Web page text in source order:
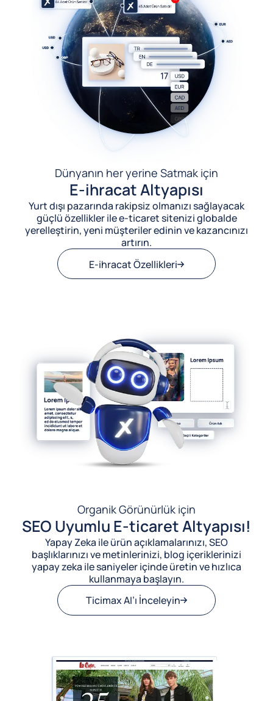
Dünyanın her yerine Satmak için
E-ihracat Altyapısı
Yurt dışı pazarında rakipsiz olmanızı sağlayacak
güçlü özellikler ile e-ticaret sitenizi globalde
yerelleştirin, yeni müşteriler edinin ve kazancınızı
artırın.
E-ihracat Özellikleri
Organik Görünürlük için
SEO Uyumlu E-ticaret Altyapısı!
Yapay Zeka ile ürün açıklamalarınızı, SEO
başlıklarınızı ve metinlerinizi, blog içeriklerinizi
yapay zeka ile saniyeler içinde üretin ve hızlıca
kullanmaya başlayın.
Ticimax AI’ı İnceleyin